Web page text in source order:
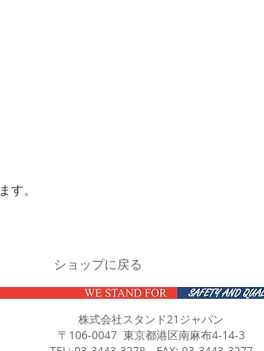
す。
ショップに戻る
株式会社スタンド21ジャパン
〒106-0047 東京都港区南麻布4-14-3